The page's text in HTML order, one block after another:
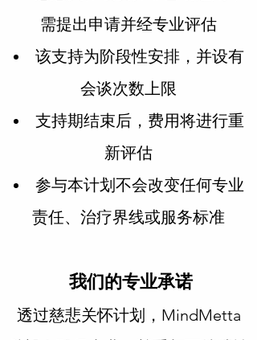
需提出申请并经专业评估
该支持为阶段性安排，并设有
会谈次数上限
支持期结束后，费用将进行重
新评估
参与本计划不会改变任何专业
责任、治疗界线或服务标准
我们的专业承诺
透过慈悲关怀计划，MindMetta